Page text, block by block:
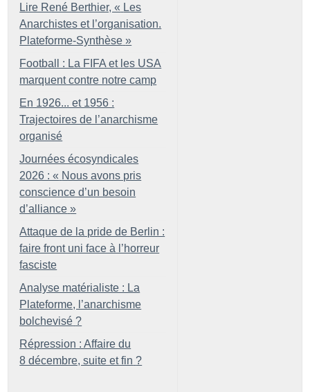
Lire René Berthier, « Les
Anarchistes et l’organisation.
Plateforme-Synthèse »
Football : La FIFA et les USA
marquent contre notre camp
En 1926... et 1956 :
Trajectoires de l’anarchisme
organisé
Journées écosyndicales
2026 : « Nous avons pris
conscience d’un besoin
d’alliance »
Attaque de la pride de Berlin :
faire front uni face à l’horreur
fasciste
Analyse matérialiste : La
Plateforme, l’anarchisme
bolchevisé ?
Répression : Affaire du
8 décembre, suite et fin ?